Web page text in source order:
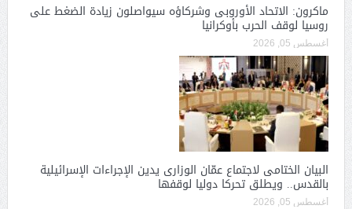
ماكرون: الاتحاد الأوروبى وشركاؤه سيواصلون زيادة الضغط على
روسيا لوقف الحرب بأوكرانيا
أغسطس 05, 2026
البيان الختامى لاجتماع عمّان الوزارى يدين الإجراءات الإسرائيلية
بالقدس.. ويطلق تحركا دوليا لوقفها
أغسطس 05, 2026